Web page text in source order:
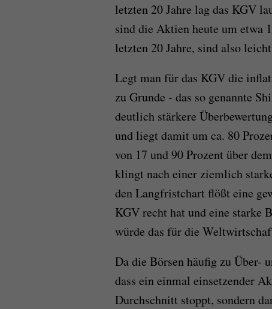
letzten 20 Jahre lag das KGV
sind die Aktien heute um etwa
letzten 20 Jahre, sind also
Legt man für das KGV die
zu Grunde - das so genannte
deutlich stärkere
und liegt damit um ca. 80
von 17 und 90 Prozent über
klingt nach einer ziemlich
den Langfristchart flößt eine
KGV recht hat und eine starke
würde das für die
Da die Börsen häufig zu Über-
dass ein einmal einsetzender
Durchschnitt stoppt, sondern